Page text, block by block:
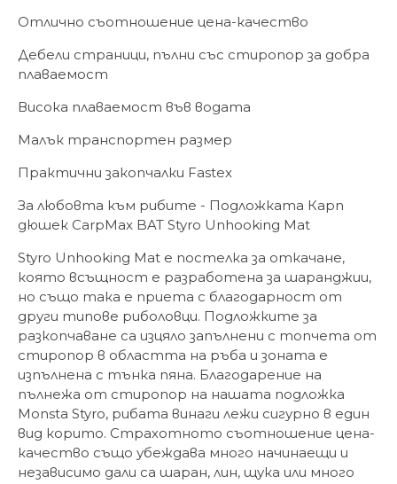
Отлично съотношение цена-качество
Дебели страници, пълни със стиропор за добра
плаваемост
Висока плаваемост във водата
Малък транспортен размер
Практични закопчалки Fastex
За любовта към рибите - Подложката Карп
дюшек CarpMax BAT Styro Unhooking Mat
Styro Unhooking Mat е постелка за откачане,
която всъщност е разработена за шаранджии,
но също така е приета с благодарност от
други типове риболовци. Подложките за
разкопчаване са изцяло запълнени с топчета от
стиропор в областта на ръба и зоната е
изпълнена с тънка пяна. Благодарение на
пълнежа от стиропор на нашата подложка
Monsta Styro, рибата винаги лежи сигурно в един
вид корито. Страхотното съотношение цена-
качество също убеждава много начинаещи и
независимо дали са шаран, лин, щука или много